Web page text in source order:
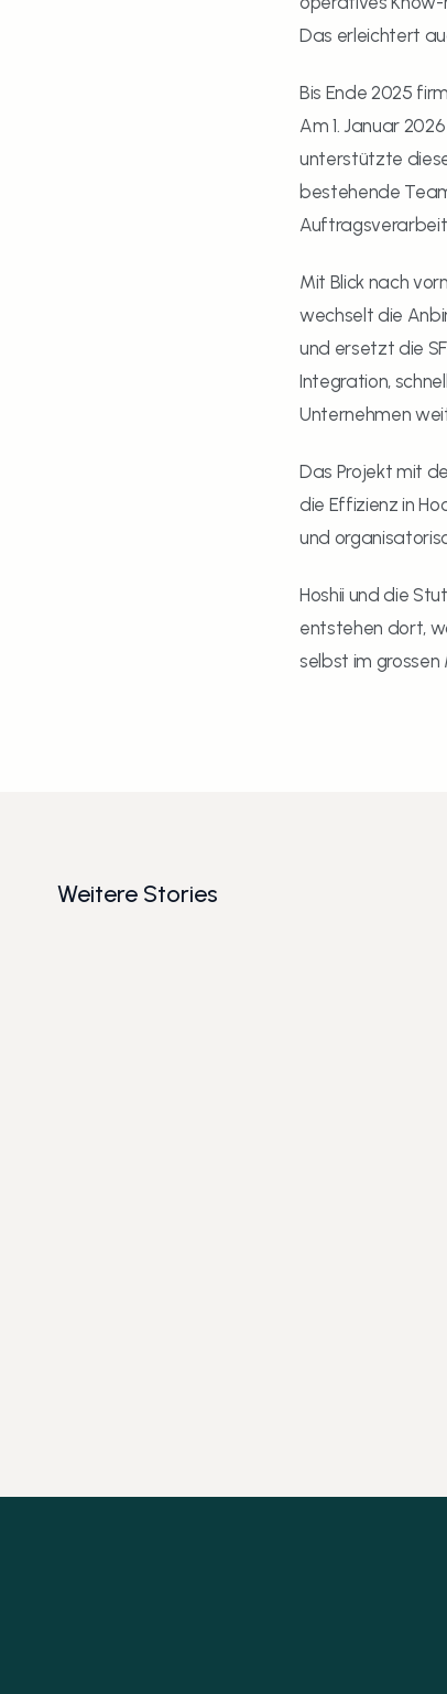
Das erleichtert
Bis Ende 2025
Am 1. Januar
unterstützte
bestehende
Mit Blick nach
wechselt die
und ersetzt die
Integration,
Unternehmen
Das Projekt mit
die Effizienz in
und
Hoshii und die
entstehen dort,
selbst im
Weitere Stories